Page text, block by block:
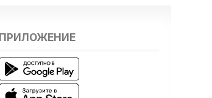
ПРИЛОЖЕНИЕ